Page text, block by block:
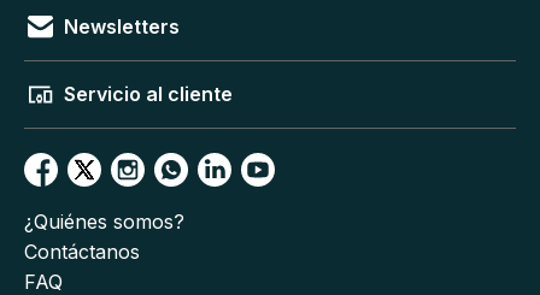
Newsletters
Servicio al cliente
¿Quiénes somos?
Contáctanos
FAQ